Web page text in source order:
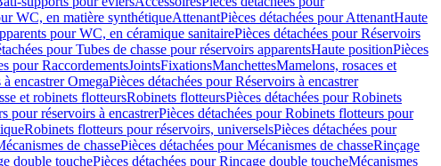
WC, en matière synthétiqueAttenantPièces détachées pour AttenantHaute
pour WC, en céramique sanitairePièces détachées pour Réservoirs
pour Tubes de chasse pour réservoirs apparentsHaute positionPièces
pour RaccordementsJointsFixationsManchettesMamelons, rosaces et
encastrer OmegaPièces détachées pour Réservoirs à encastrer
et robinets flotteursRobinets flotteursPièces détachées pour Robinets
pour réservoirs à encastrerPièces détachées pour Robinets flotteurs pour
Robinets flotteurs pour réservoirs, universelsPièces détachées pour
de chassePièces détachées pour Mécanismes de chasseRinçage
double touchePièces détachées pour Rinçage double toucheMécanismes